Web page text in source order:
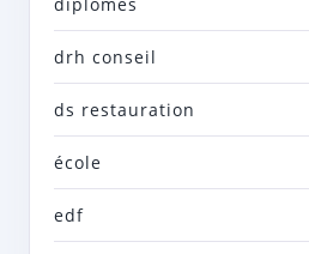
drh conseil
ds restauration
école
edf